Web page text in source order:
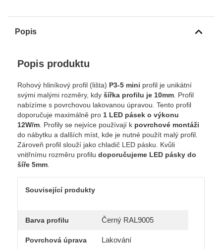
Popis
Popis produktu
Rohový hliníkový profil (lišta) P3-5 mini profil je unikátní
svými malými rozměry, kdy šířka profilu je 10mm Profil
nabízíme s povrchovou lakovanou úpravou. Tento profil
doporučuje maximálně pro 1 LED pásek o výkonu
12W/m . Profily se nejvíce používají k povrchové montáži
do nábytku a dalších míst, kde je nutné použít malý profil.
Zároveň profil slouží jako chladič LED pásku. Kvůli
vnitřnímu rozměru profilu doporučujeme LED pásky do
šíře 5mm
Související produkty
Barva profilu Černý RAL9005
Povrchová úprava Lakování